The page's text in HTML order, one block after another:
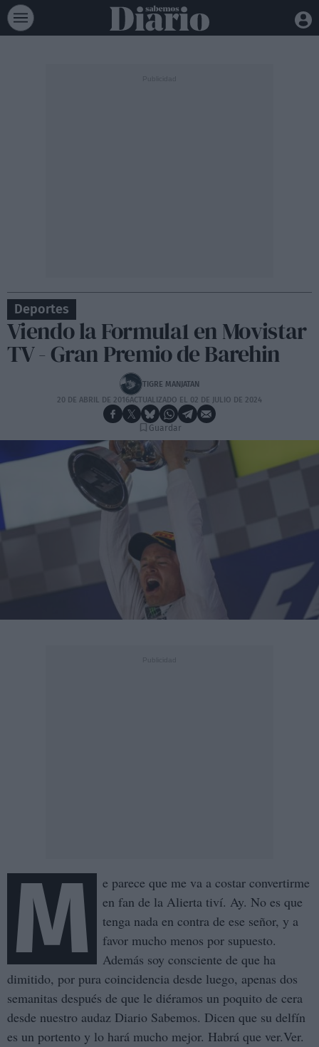
Deportes
Viendo la Formula1 en Movistar
TV - Gran Premio de Barehin
TIGRE MANJATAN
20 DE ABRIL DE 2016ACTUALIZADO EL 02 DE JULIO DE 2024
Guardar
M
e parece que me va a costar convertirme
en fan de la Alierta tiví. Ay. No es que
tenga nada en contra de ese señor, y a
favor mucho menos por supuesto.
Además soy consciente de que ha
dimitido, por pura coincidencia desde luego, apenas dos
semanitas después de que le diéramos un poquito de cera
desde nuestro audaz Diario Sabemos. Dicen que su delfín
es un portento y lo hará mucho mejor. Habrá que ver.Ver.